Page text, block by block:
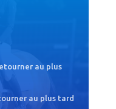
au plus
au plus tard